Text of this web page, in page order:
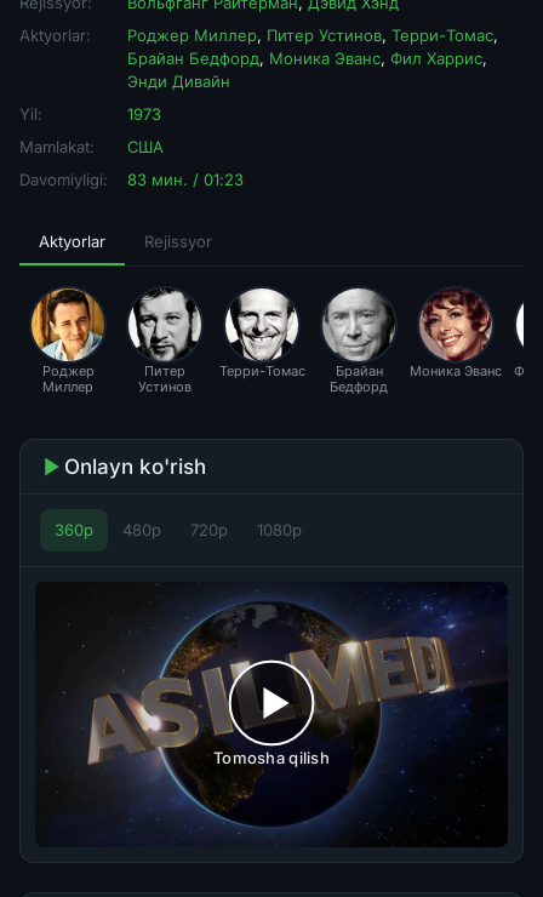
Aktyorlar:
Роджер Миллер, Питер Устинов, Терри-Томас,
Брайан Бедфорд, Моника Эванс, Фил Харрис,
Энди Дивайн
Yil:
1973
Mamlakat:
США
Davomiyligi:
83 мин. / 01:23
Aktyorlar Rejissyor
Роджер
Миллер
Питер
Устинов
Терри-Томас
Брайан
Бедфорд
Моника Эванс Фил
Onlayn ko'rish
360p 480p 720p 1080p
Tomosha qilish